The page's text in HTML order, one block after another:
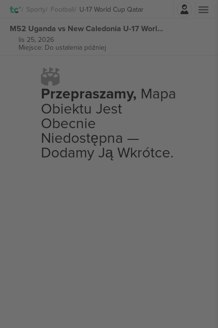
Sporty Football U-17 World Cup Qatar
Zaloguj sie
M52 Uganda vs New Caledonia U-17 World Cup Qatar biletów
lis 25, 2026
Miejsce: Do ustalenia później
Przepraszamy, Mapa
Obiektu Jest
Obecnie
Niedostępna —
Dodamy Ją Wkrótce.